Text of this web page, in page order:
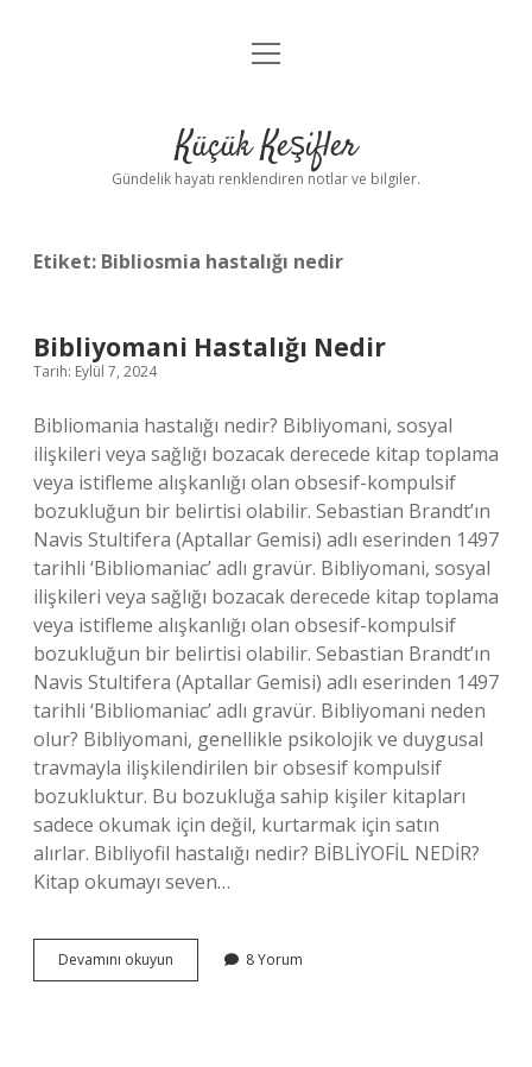
Anasayfa
Yasal Uyarı
menüyü
Küçük Keşifler
Gündelik hayatı renklendiren notlar ve bilgiler.
Etiket: Bibliosmia hastalığı nedir
Bibliyomani Hastalığı Nedir
Tarih: Eylül 7, 2024
Bibliomania hastalığı nedir? Bibliyomani, sosyal
ilişkileri veya sağlığı bozacak derecede kitap toplama
veya istifleme alışkanlığı olan obsesif-kompulsif
bozukluğun bir belirtisi olabilir. Sebastian Brandt’ın
Navis Stultifera (Aptallar Gemisi) adlı eserinden 1497
tarihli ‘Bibliomaniac’ adlı gravür. Bibliyomani, sosyal
ilişkileri veya sağlığı bozacak derecede kitap toplama
veya istifleme alışkanlığı olan obsesif-kompulsif
bozukluğun bir belirtisi olabilir. Sebastian Brandt’ın
Navis Stultifera (Aptallar Gemisi) adlı eserinden 1497
tarihli ‘Bibliomaniac’ adlı gravür. Bibliyomani neden
olur? Bibliyomani, genellikle psikolojik ve duygusal
travmayla ilişkilendirilen bir obsesif kompulsif
bozukluktur. Bu bozukluğa sahip kişiler kitapları
sadece okumak için değil, kurtarmak için satın
alırlar. Bibliyofil hastalığı nedir? BİBLİYOFİL NEDİR?
Kitap okumayı seven…
Devamını okuyun Bibliyomani
Hastalığı
8 Yorum